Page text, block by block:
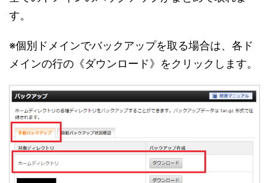
す。
※個別ドメインでバックアップを取る場合は、各ド
メインの行の《ダウンロード》をクリックします。